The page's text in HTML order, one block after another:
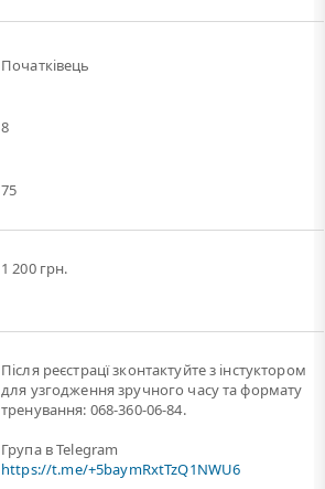
Початківець
8
75
1 200 грн.
Після реєстрацї зконтактуйте з інстуктором
для узгодження зручного часу та формату
тренування: 068-360-06-84.
Група в Telegram
https://t.me/+5baymRxtTzQ1NWU6